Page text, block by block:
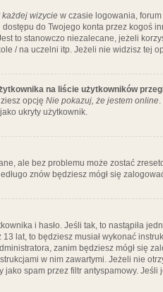
wizycie w czasie logowania,
do Twojego konta przez kogoś
to stanowczo niezalecane, jeżeli
/ na uczelni itp. Jeżeli nie widzisz tej
na liście użytkowników
opcję Nie pokazuj, że jestem online
ukryty użytkownik.
ale bez problemu może zostać
znów będziesz mógł się
i hasło. Jeśli tak, to nastąpiła
lat, to będziesz musiał wykonać
zanim będziesz mógł się
w nim zawartymi. Jeżeli nie
jako spam przez filtr antyspamowy.